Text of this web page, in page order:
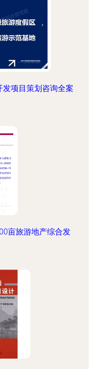
项目策划咨询全案
亩旅游地产综合发